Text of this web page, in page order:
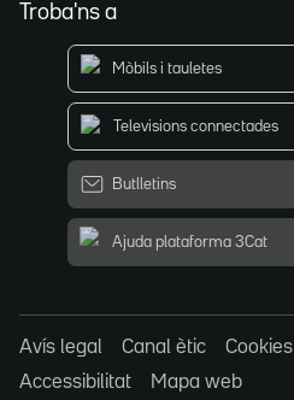
Troba'ns a
Mòbils i tauletes
Televisions connectades
Butlletins
Ajuda plataforma 3Cat
Avís legal Canal ètic Cookies
Accessibilitat
Mapa web